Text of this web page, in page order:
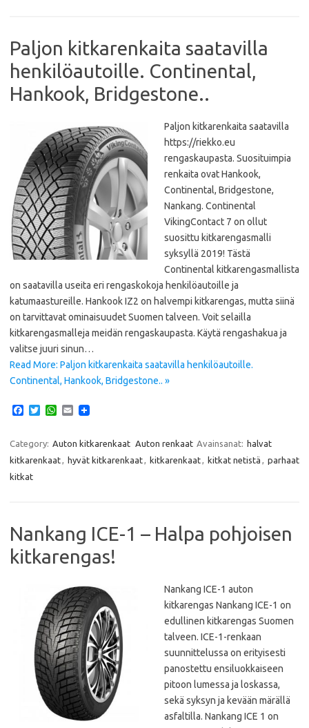
Paljon kitkarenkaita saatavilla
henkilöautoille. Continental,
Hankook, Bridgestone..
Paljon kitkarenkaita saatavilla
https://riekko.eu
rengaskaupasta. Suosituimpia
renkaita ovat Hankook,
Continental, Bridgestone,
Nankang. Continental
VikingContact 7 on ollut
suosittu kitkarengasmalli
syksyllä 2019! Tästä
Continental kitkarengasmallista
on saatavilla useita eri rengaskokoja henkilöautoille ja
katumaastureille. Hankook IZ2 on halvempi kitkarengas, mutta siinä
on tarvittavat ominaisuudet Suomen talveen. Voit selailla
kitkarengasmalleja meidän rengaskaupasta. Käytä rengashakua ja
valitse juuri sinun…
Read More: Paljon kitkarenkaita saatavilla henkilöautoille.
Continental, Hankook, Bridgestone.. »
e
o
o
T
t
t
e
W
t
s
A
E
i
Category: Auton kitkarenkaat Auton renkaat Avainsanat: halvat
kitkarenkaat
hyvät kitkarenkaat kitkarenkaat kitkat netistä
parhaat
kitkat
Nankang ICE-1 – Halpa pohjoisen
kitkarengas!
Nankang ICE-1 auton
kitkarengas Nankang ICE-1 on
edullinen kitkarengas Suomen
talveen. ICE-1-renkaan
suunnittelussa on erityisesti
panostettu ensiluokkaiseen
pitoon lumessa ja loskassa,
sekä syksyn ja kevään märällä
asfaltilla. Nankang ICE 1 on